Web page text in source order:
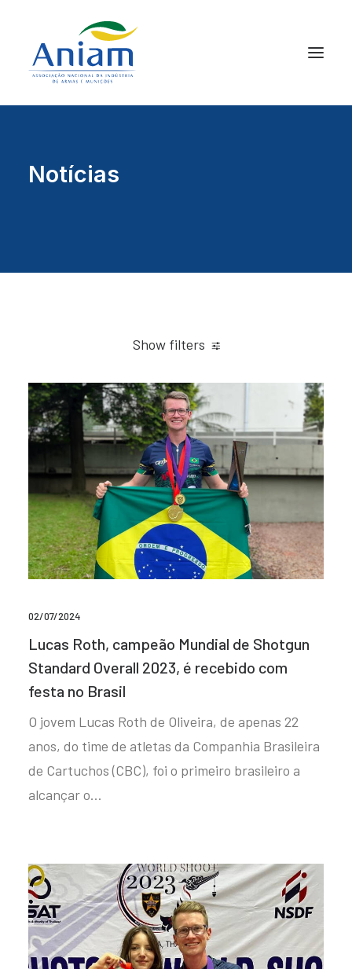
Notícias
Show filters
02/07/2024
Lucas Roth, campeão Mundial de Shotgun
Standard Overall 2023, é recebido com
festa no Brasil
O jovem Lucas Roth de Oliveira, de apenas 22
anos, do time de atletas da Companhia Brasileira
de Cartuchos (CBC), foi o primeiro brasileiro a
alcançar o…